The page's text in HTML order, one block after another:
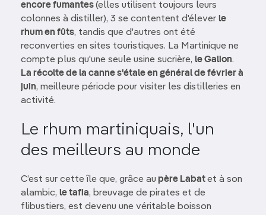
encore fumantes(elles utilisent toujours leurs
colonnes à distiller), 3 se contentent d'élever le
rhum en fûts, tandis que d'autres ont été
reconverties en sites touristiques. La Martinique ne
compte plus qu'une seule usine sucrière, le Galion.
La récolte de la canne s'étale en général de février à
juin, meilleure période pour visiter les distilleries en
activité.
Le rhum martiniquais, l'un
des meilleurs au monde
C’est sur cette île que, grâce au père Labatet à son
alambic, le tafia, breuvage de pirates et de
flibustiers, est devenu une véritable boisson